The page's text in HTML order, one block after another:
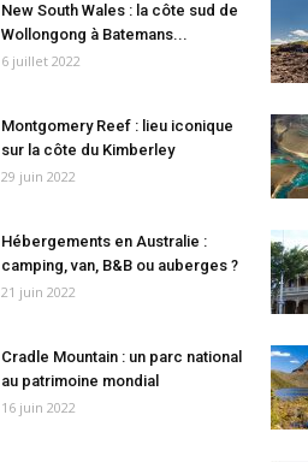
New South Wales : la côte sud de
Wollongong à Batemans...
6 juillet 2022
Montgomery Reef : lieu iconique
sur la côte du Kimberley
29 juin 2022
Hébergements en Australie :
camping, van, B&B ou auberges ?
21 juin 2022
Cradle Mountain : un parc national
au patrimoine mondial
16 juin 2022